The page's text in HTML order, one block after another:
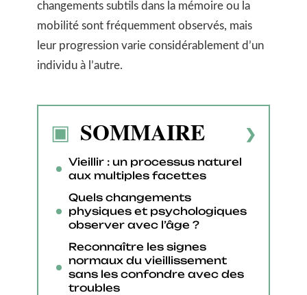
changements subtils dans la mémoire ou la
mobilité sont fréquemment observés, mais
leur progression varie considérablement d’un
individu à l’autre.
SOMMAIRE
Vieillir : un processus naturel
aux multiples facettes
Quels changements
physiques et psychologiques
observer avec l’âge ?
Reconnaître les signes
normaux du vieillissement
sans les confondre avec des
troubles